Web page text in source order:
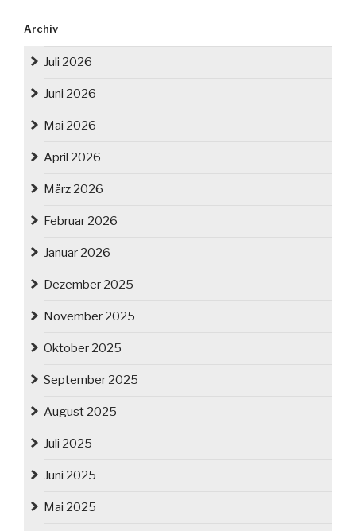
Archiv
Juli 2026
Juni 2026
Mai 2026
April 2026
März 2026
Februar 2026
Januar 2026
Dezember 2025
November 2025
Oktober 2025
September 2025
August 2025
Juli 2025
Juni 2025
Mai 2025